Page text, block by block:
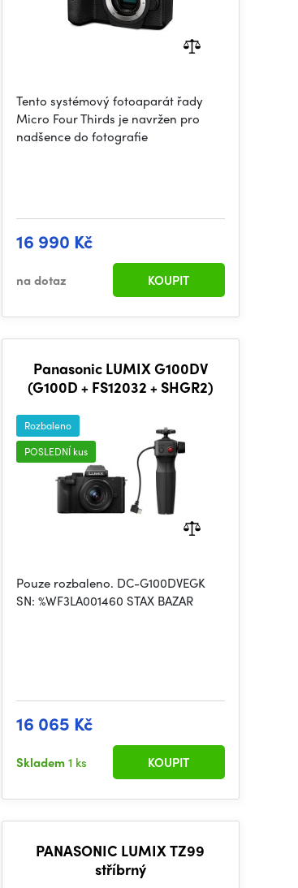
Tento systémový fotoaparát řady
Micro Four Thirds je navržen pro
nadšence do fotografie
16 990 Kč
na dotaz KOUPIT
Panasonic LUMIX G100DV
(G100D + FS12032 + SHGR2)
Rozbaleno
POSLEDNÍ kus
Pouze rozbaleno. DC-G100DVEGK
SN: %WF3LA001460 STAX BAZAR
16 065 Kč
Skladem1 ks KOUPIT
PANASONIC LUMIX TZ99
stříbrný